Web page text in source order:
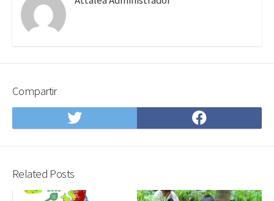
Compartir
Compartir
en
Compartir
en
Related Posts